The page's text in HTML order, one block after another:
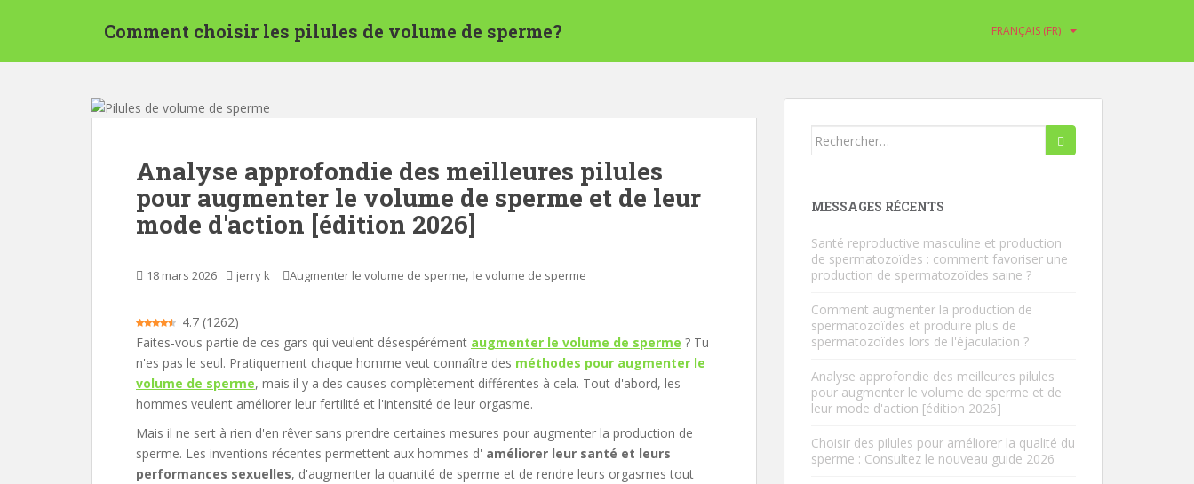
Comment choisir les pilules de volume de sperme? FRANÇAIS (FR)
Analyse approfondie des meilleures pilules
pour augmenter le volume de sperme et de leur
mode d'action [édition 2026]
18 mars 2026 jerry k Augmenter le volume de sperme, le volume de sperme
4.7 (1262)
Faites-vous partie de ces gars qui veulent désespérément augmenter le volume de sperme ? Tu
n'es pas le seul. Pratiquement chaque homme veut connaître des méthodes pour augmenter le
volume de sperme, mais il y a des causes complètement différentes à cela. Tout d'abord, les
hommes veulent améliorer leur fertilité et l'intensité de leur orgasme.
Mais il ne sert à rien d'en rêver sans prendre certaines mesures pour augmenter la production de
sperme. Les inventions récentes permettent aux hommes d' améliorer leur santé et leurs
performances sexuelles, d'augmenter la quantité de sperme et de rendre leurs orgasmes tout
Rechercher:
MESSAGES RÉCENTS
Santé reproductive masculine et production
de spermatozoïdes : comment favoriser une
production de spermatozoïdes saine ?
Comment augmenter la production de
spermatozoïdes et produire plus de
spermatozoïdes lors de l'éjaculation ?
Analyse approfondie des meilleures pilules
pour augmenter le volume de sperme et de
leur mode d'action [édition 2026]
Choisir des pilules pour améliorer la qualité du
sperme : Consultez le nouveau guide 2026